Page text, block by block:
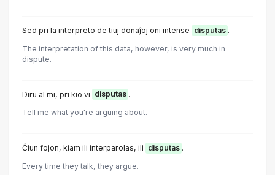
Sed pri la interpreto de tiuj donaĵoj oni intense disputas .
The interpretation of this data, however, is very much in
dispute.
Diru al mi, pri kio vi disputas .
Tell me what you're arguing about.
Ĉiun fojon, kiam ili interparolas, ili disputas .
Every time they talk, they argue.